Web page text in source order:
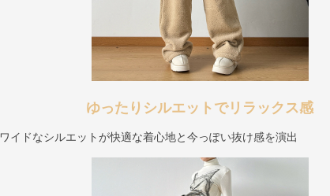
ゆったりシルエットでリラックス感
ワイドなシルエットが快適な着心地と今っぽい抜け感を演出